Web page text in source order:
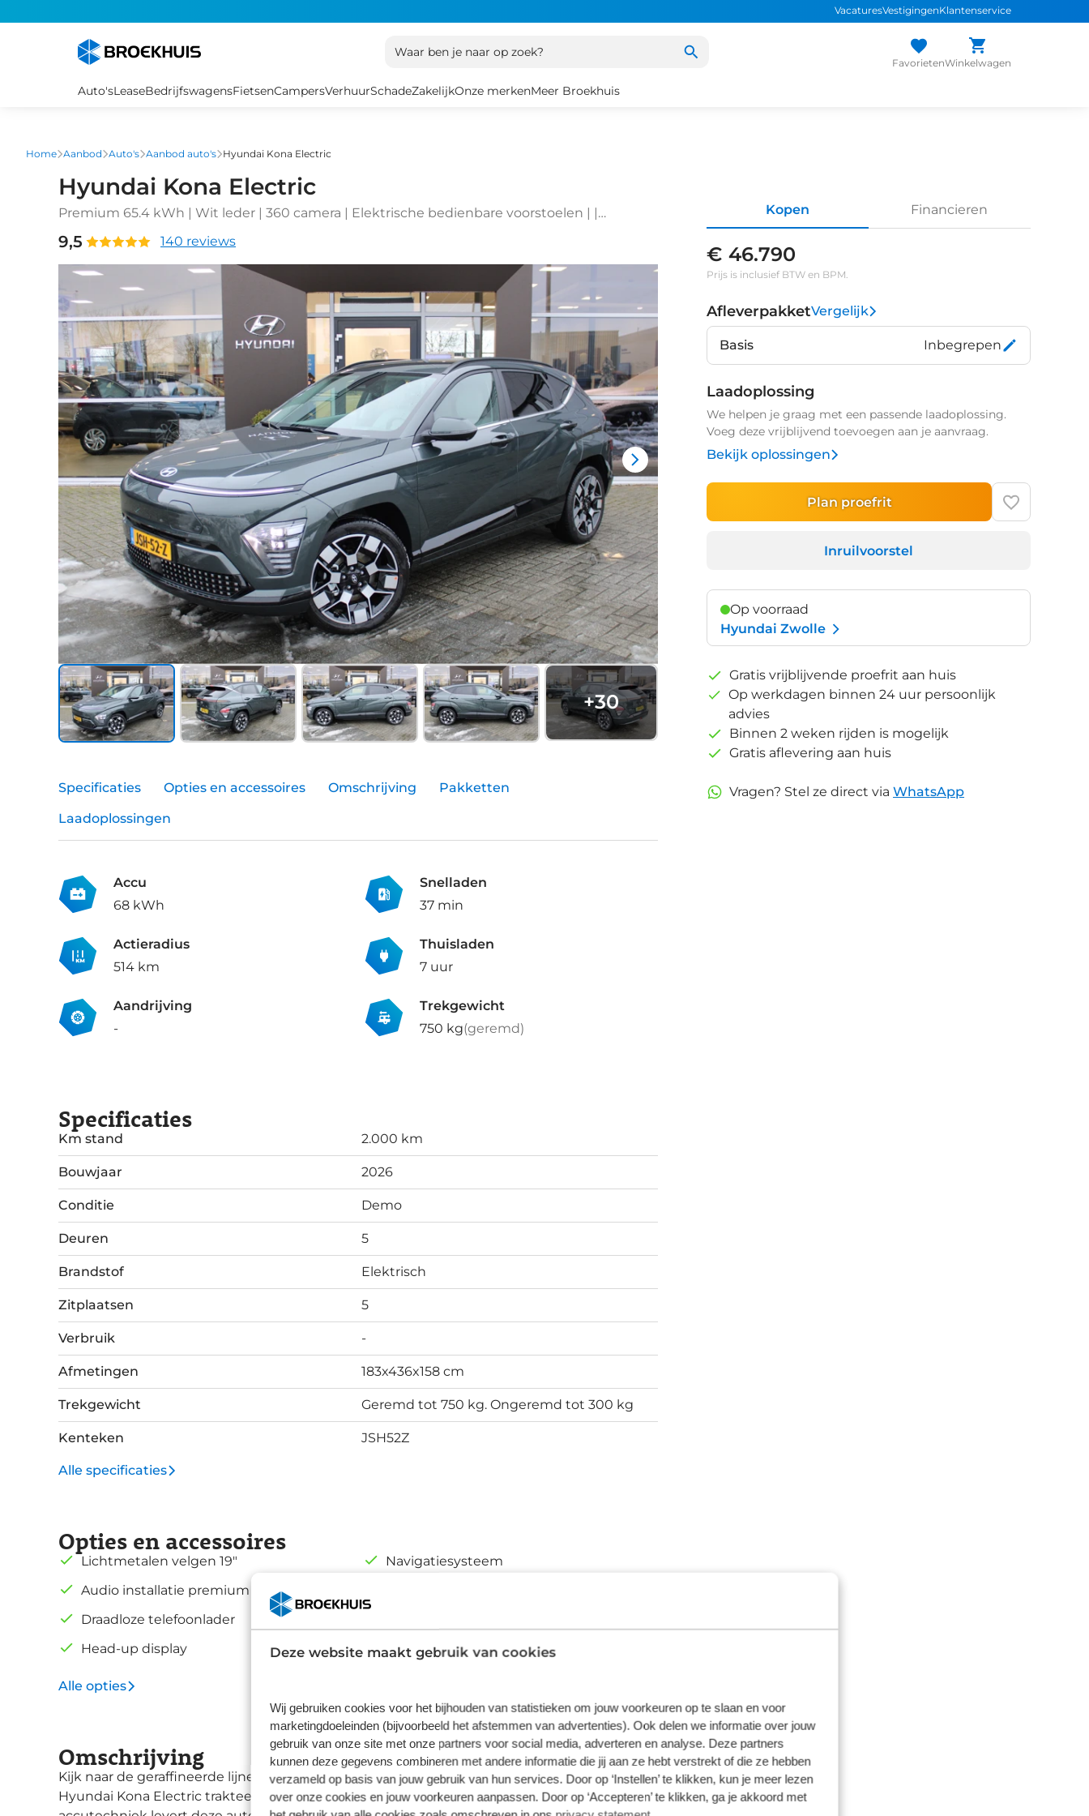
Deze website maakt gebruik van cookies
Wij gebruiken cookies voor het bijhouden van statistieken om jouw voorkeuren op te slaan en voor
marketingdoeleinden (bijvoorbeeld het afstemmen van advertenties). Ook delen we informatie over jouw
gebruik van onze site met onze partners voor social media, adverteren en analyse. Deze partners
kunnen deze gegevens combineren met andere informatie die jij aan ze hebt verstrekt of die ze hebben
verzameld op basis van jouw gebruik van hun services. Door op ‘Instellen’ te klikken, kun je meer lezen
over onze cookies en jouw voorkeuren aanpassen. Door op ‘Accepteren’ te klikken, ga je akkoord met
VacaturesVestigingenKlantenservice
Waar ben je naar op zoek?
FavorietenWinkelwagen
Auto'sLeaseBedrijfswagensFietsenCampersVerhuurSchadeZakelijkOnze merkenMeer Broekhuis
Home Aanbod Auto's Aanbod auto's Hyundai Kona Electric
Hyundai Kona Electric
Premium 65.4 kWh | Wit leder | 360 camera | Elektrische bedienbare voorstoelen | |
9,5 140 reviews
+30
Kopen Financieren
€ 46.790
Prijs is inclusief BTW en BPM.
AfleverpakketVergelijk
Basis Inbegrepen
Laadoplossing
We helpen je graag met een passende laadoplossing.
Voeg deze vrijblijvend toevoegen aan je aanvraag.
Bekijk oplossingen
Plan proefrit
Inruilvoorstel
Op voorraad
Hyundai Zwolle
Gratis vrijblijvende proefrit aan huis
Op werkdagen binnen 24 uur persoonlijk
advies
Binnen 2 weken rijden is mogelijk
Gratis aflevering aan huis
Vragen? Stel ze direct via WhatsApp
Specificaties Opties en accessoires Omschrijving
Pakketten
Laadoplossingen
Accu
68 kWh
Actieradius
514 km
Aandrijving
-
Snelladen
37 min
Thuisladen
7 uur
Trekgewicht
750 kg(geremd)
Specificaties
Km stand 2.000 km
Bouwjaar 2026
Conditie Demo
Deuren 5
Brandstof Elektrisch
Zitplaatsen 5
Verbruik -
Afmetingen 183x436x158 cm
Trekgewicht Geremd tot 750 kg. Ongeremd tot 300 kg
Kenteken JSH52Z
Alle specificaties
Opties en accessoires
Lichtmetalen velgen 19"
Audio installatie premium
Draadloze telefoonlader
Head-up display
Navigatiesysteem
Sfeerverlichting
Alle opties
Omschrijving
Kijk naar de geraffineerde lijnen. Verbaas u over de soepele aandrijftechniek. De elektrische
Hyundai Kona Electric trakteert u op een onvergelijkbare rijervaring. Met zijn moderne